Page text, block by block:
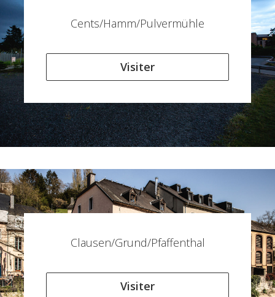
Cents/Hamm/Pulvermühle
Visiter
Clausen/Grund/Pfaffenthal
Visiter